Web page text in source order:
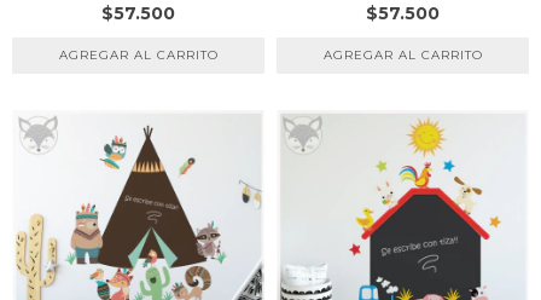
$57.500 $57.500